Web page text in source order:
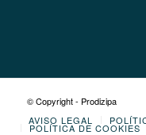
© Copyright - Prodizipa
AVISO LEGAL
POLÍTICA DE COOKIES